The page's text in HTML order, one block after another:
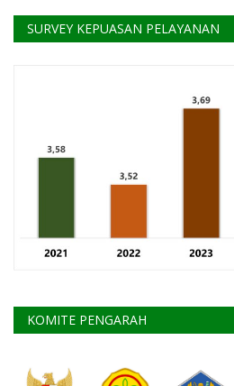
SURVEY KEPUASAN PELAYANAN
KOMITE PENGARAH